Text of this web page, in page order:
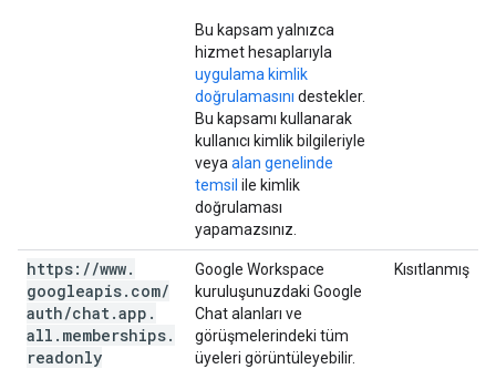
Bu kapsam yalnızca
hizmet hesaplarıyla
uygulama kimlik
doğrulamasını destekler.
Bu kapsamı kullanarak
kullanıcı kimlik bilgileriyle
veya alan genelinde
temsil ile kimlik
doğrulaması
yapamazsınız.
https: //www.
googleapis. com/
auth/chat.app .
all . memberships.
readonly
Google Workspace
kuruluşunuzdaki Google
Chat alanları ve
görüşmelerindeki tüm
üyeleri görüntüleyebilir.
Kısıtlanmış